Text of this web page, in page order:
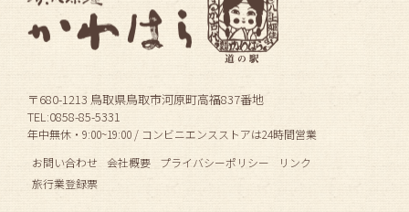
〒680-1213 鳥取県鳥取市河原町高福837番地
TEL:0858-85-5331
年中無休・9:00~19:00 / コンビニエンスストアは24時間営業
お問い合わせ
会社概要 プライバシーポリシー
リンク
旅行業登録票